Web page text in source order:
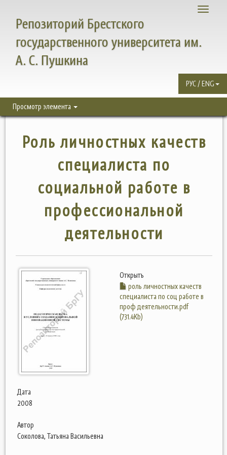
Toggle
Репозиторий Брестского
государственного университета им.
А. С. Пушкина
РУС / ENG
Просмотр элемента
Роль личностных качеств
специалиста по
социальной работе в
профессиональной
деятельности
Открыть
роль личностных качеств
специалиста по соц работе в
проф деятельности.pdf
(731.4Kb)
Дата
2008
Автор
Соколова, Татьяна Васильевна